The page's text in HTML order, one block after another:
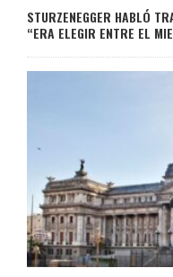
STURZENEGGER HABLÓ
“ERA ELEGIR ENTRE EL